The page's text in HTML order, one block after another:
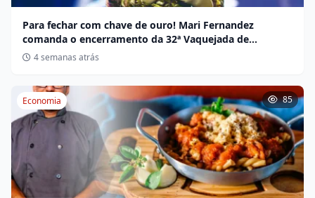
Para fechar com chave de ouro! Mari Fernandez
comanda o encerramento da 32ª Vaquejada de
Miravânia hoje
4 semanas atrás
Economia 85